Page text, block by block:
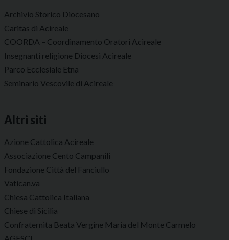
Archivio Storico Diocesano
Caritas di Acireale
COORDA – Coordinamento Oratori Acireale
Insegnanti religione Diocesi Acireale
Parco Ecclesiale Etna
Seminario Vescovile di Acireale
Altri siti
Azione Cattolica Acireale
Associazione Cento Campanili
Fondazione Città del Fanciullo
Vatican.va
Chiesa Cattolica Italiana
Chiese di Sicilia
Confraternita Beata Vergine Maria del Monte Carmelo